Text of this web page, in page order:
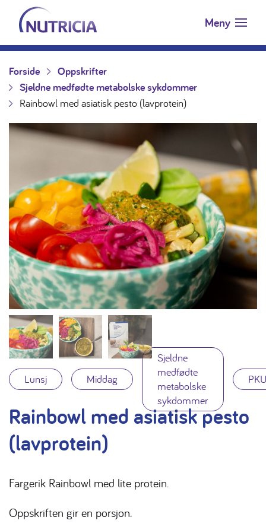
Hopp til innholdet
Nutricia.no Meny
Forside
Oppskrifter
Sjeldne medfødte metabolske sykdommer
Rainbowl med asiatisk pesto (lavprotein)
Lunsj Middag
Sjeldne
medfødte
metabolske
sykdommer
PKU
Rainbowl med asiatisk pesto
(lavprotein)
Fargerik Rainbowl med lite protein.
Oppskriften gir en porsjon.